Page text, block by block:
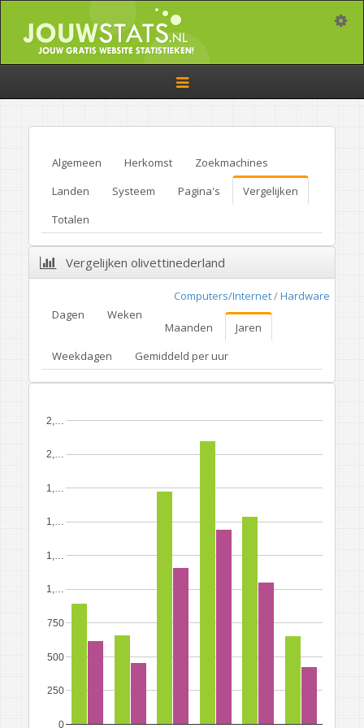
Toggle
navigation
Algemeen Herkomst
Zoekmachines
Landen
Systeem Pagina's
Vergelijken
Totalen
Vergelijken olivettinederland
Computers/Internet/Hardware
Dagen
Weken
Maanden
Jaren
Weekdagen
Gemiddeld per uur
0
250
500
750
1,…
1,…
1,…
1,…
2,…
2,…